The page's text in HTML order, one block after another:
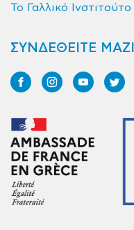
Το Γαλλικό
ΣΥΝΔΕΘΕΙΤΕ